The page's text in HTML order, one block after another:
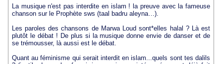
La musique n'est pas interdite en islam ! la preuve avec la fameuse
chanson sur le Prophète sws (taal badru aleyna…).
Les paroles des chansons de Marwa Loud sont*elles halal ? Là est
plutôt le débat ! De plus si la musique donne envie de danser et de
se trémousser, là aussi est le débat.
Quant au féminisme qui serait interdit en islam...quels sont tes dalils